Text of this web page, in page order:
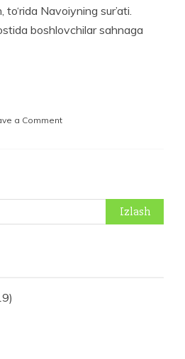
Navoiyning sur’ati.
boshlovchilar sahnaga
a Commenton